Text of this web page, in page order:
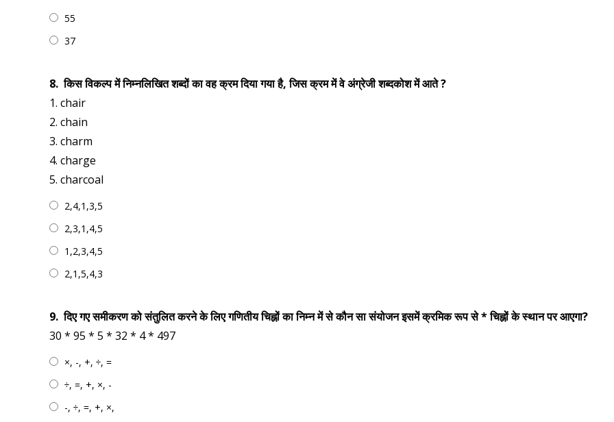
55
37
8. किस विकल्प में निम्नलिखित शब्दों का वह क्रम दिया गया है, जिस क्रम में वे अंग्रेजी शब्दकोश में आते ?
1. chair
2. chain
3. charm
4. charge
5. charcoal
2,4,1,3,5
2,3,1,4,5
1,2,3,4,5
2,1,5,4,3
9. दिए गए समीकरण को संतुलित करने के लिए गणितीय चिह्नों का निम्न में से कौन सा संयोजन इसमें क्रमिक रूप से * चिह्नों के स्थान पर आएगा?
30 * 95 * 5 * 32 * 4 * 497
×, -, +, ÷, =
÷, =, +, ×, -
-, ÷, =, +, ×,